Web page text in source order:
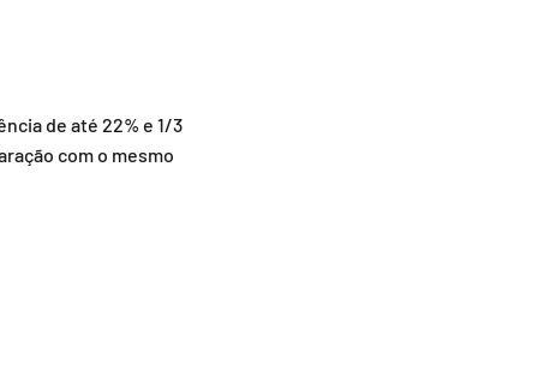
de até 22% e 1/3
com o mesmo